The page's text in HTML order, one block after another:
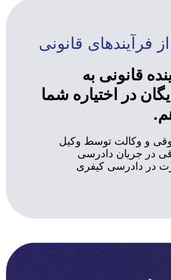
فرآیندهای قانونی
قانونی به
در اختیاره شما
و وکالت توسط وکیل
در جریان دادرسی
در دادرسی کیفری